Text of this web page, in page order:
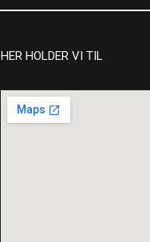
HER HOLDER VI TIL